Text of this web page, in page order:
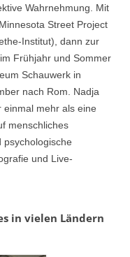
Wahrnehmung. Mit
Street Project
Institut), dann zur
Frühjahr und Sommer
Schauwerk in
nach Rom. Nadja
einmal mehr als eine
menschliches
psychologische
und Live-
in vielen Ländern